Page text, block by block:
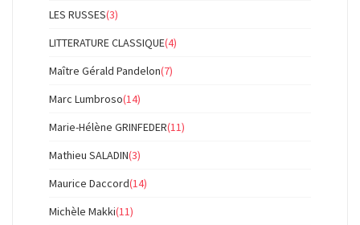
LES RUSSES(3)
LITTERATURE CLASSIQUE(4)
Maître Gérald Pandelon(7)
Marc Lumbroso(14)
Marie-Hélène GRINFEDER(11)
Mathieu SALADIN(3)
Maurice Daccord(14)
Michèle Makki(11)